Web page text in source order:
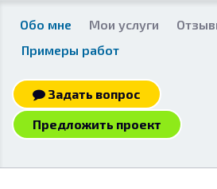
Обо мне Мои услуги
Примеры работ
Задать вопрос
Предложить проект